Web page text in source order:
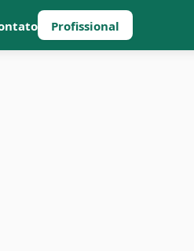
Profissional